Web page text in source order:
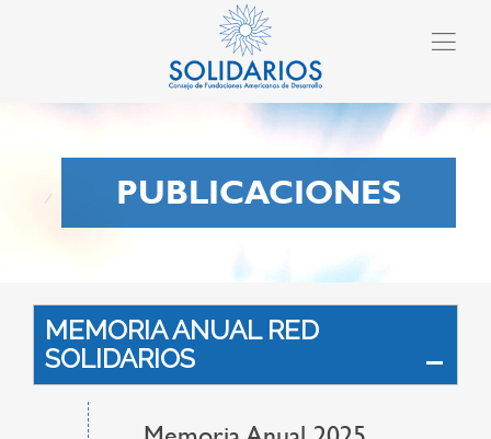
PUBLICACIONES
MEMORIA ANUAL RED
SOLIDARIOS